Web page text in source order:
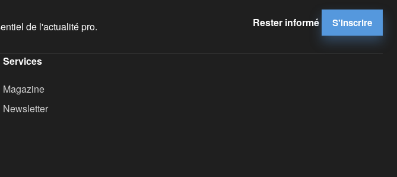
de l'actualité pro. Rester informé S'inscrire
Services
Magazine
Newsletter